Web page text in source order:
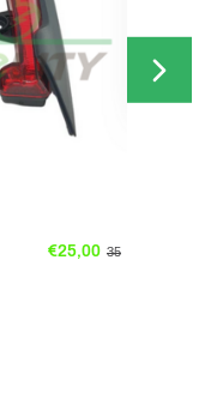
€25,00 35